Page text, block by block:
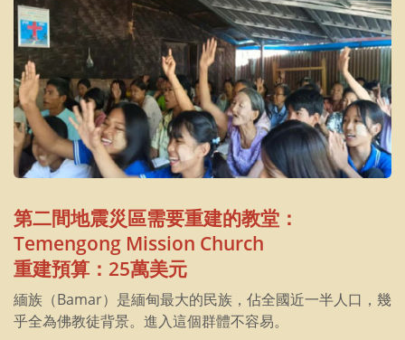
第二間地震災區需要重建的教堂：
Temengong Mission Church
重建預算：25萬美元
緬族（Bamar）是緬甸最大的民族，佔全國近一半人口，幾
乎全為佛教徒背景。進入這個群體不容易。